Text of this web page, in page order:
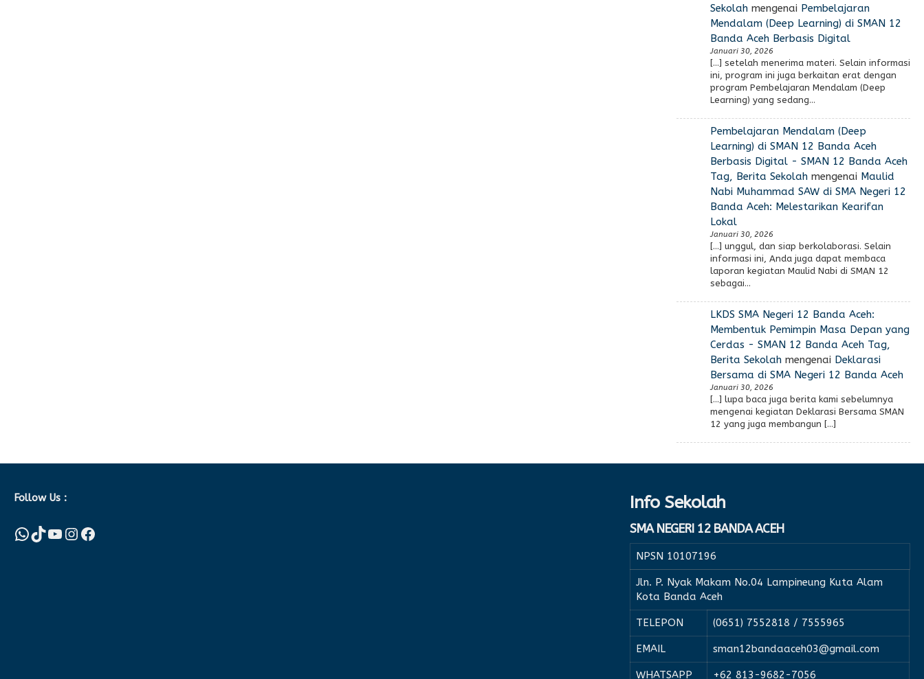
Sekolahmengenai Pembelajaran
Mendalam (Deep Learning) di SMAN 12
Banda Aceh Berbasis Digital
Januari 30, 2026
[…] setelah menerima materi. Selain informasi
ini, program ini juga berkaitan erat dengan
program Pembelajaran Mendalam (Deep
Learning) yang sedang…
Pembelajaran Mendalam (Deep
Learning) di SMAN 12 Banda Aceh
Berbasis Digital - SMAN 12 Banda Aceh
Tag, Berita Sekolahmengenai Maulid
Nabi Muhammad SAW di SMA Negeri 12
Banda Aceh: Melestarikan Kearifan
Lokal
Januari 30, 2026
[…] unggul, dan siap berkolaborasi. Selain
informasi ini, Anda juga dapat membaca
laporan kegiatan Maulid Nabi di SMAN 12
sebagai…
LKDS SMA Negeri 12 Banda Aceh:
Membentuk Pemimpin Masa Depan yang
Cerdas - SMAN 12 Banda Aceh Tag,
Berita Sekolahmengenai Deklarasi
Bersama di SMA Negeri 12 Banda Aceh
Januari 30, 2026
[…] lupa baca juga berita kami sebelumnya
mengenai kegiatan Deklarasi Bersama SMAN
12 yang juga membangun […]
Follow Us :
WhatsApp
TikTok
YouTube
Instagram
Facebook
Info Sekolah
SMA NEGERI 12 BANDA ACEH
NPSN 10107196
Jln. P. Nyak Makam No.04 Lampineung Kuta Alam
Kota Banda Aceh
TELEPON (0651) 7552818 / 7555965
EMAIL sman12bandaaceh03@gmail.com
WHATSAPP +62 813-9682-7056